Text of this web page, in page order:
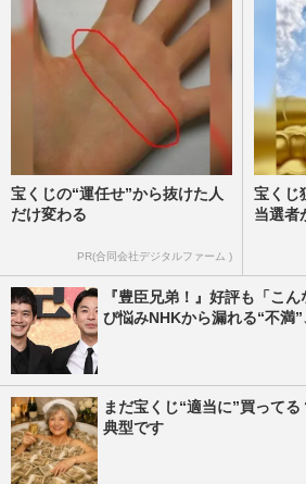
宝くじの“運任せ”から抜けた人
だけ変わる
PR(合同会社デジタルファーム )
宝くじ
当選者
『豊臣兄弟！』好評も「こ
び悩みNHKから漏れる“不満”
まだ宝くじ“適当に”買って
典型です